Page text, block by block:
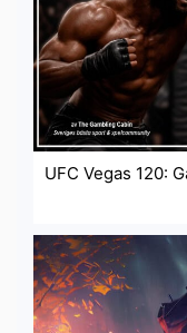
UFC Vegas 120: